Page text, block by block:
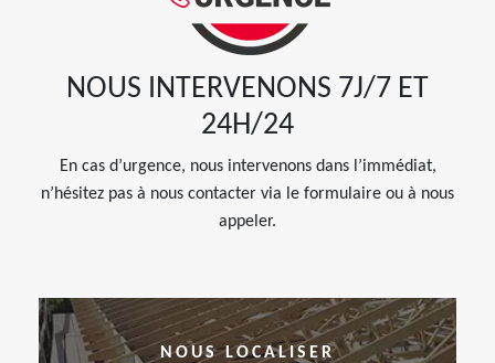
NOUS INTERVENONS 7J/7 ET
24H/24
En cas d’urgence, nous intervenons dans l’immédiat,
n’hésitez pas à nous contacter via le formulaire ou à nous
appeler.
NOUS LOCALISER